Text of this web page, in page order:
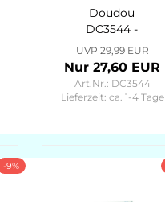
Doudou
DC3544 -
Traumfänger
Schlenker-
Panda 28cm
Attrape-Rêves
UVP 29,99 EUR
Nur 27,60 EUR
Art.Nr.: DC3544
Lieferzeit: ca. 1-4 Tage
-9%